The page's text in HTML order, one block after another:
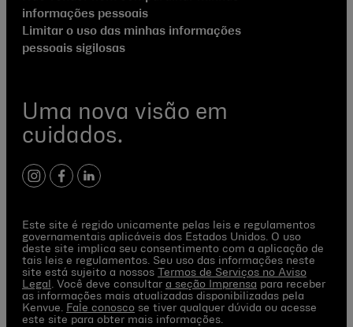
Uma nova visão em
cuidados.
instagram
facebook
linkedin
informações pessoais
Limitar o uso das minhas informações
pessoais sigilosas
Este site é regido unicamente pelas leis e regulamentos
governamentais aplicáveis dos Estados Unidos. O uso
deste site implica seu consentimento com a aplicação de
tais leis e regulamentos. Seu uso das informações neste
site está sujeito a nossos Termos de Serviços no Aviso
Legal
. Você deve consultar a seção Imprensa para receber
as informações mais atualizadas disponibilizadas pela
Kenvue.
Fale conosco se tiver qualquer dúvida ou acesse
este site para obter mais informações.